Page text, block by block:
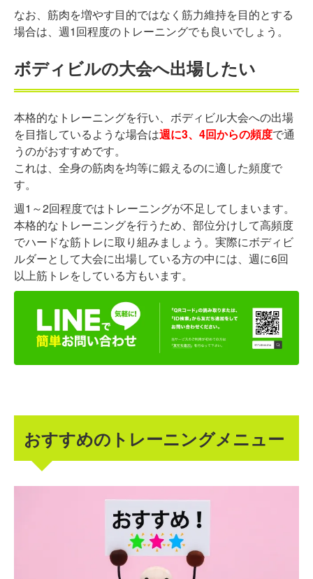
なお、筋肉を増やす目的ではなく筋力維持を目的とする
場合は、週1回程度のトレーニングでも良いでしょう。
ボディビルの大会へ出場したい
本格的なトレーニングを行い、ボディビル大会への出場
を目指しているような場合は週に3、4回からの頻度で通
うのがおすすめです。
これは、全身の筋肉を均等に鍛えるのに適した頻度で
す。
週1～2回程度ではトレーニングが不足してしまいます。
本格的なトレーニングを行うため、部位分けして高頻度
でハードな筋トレに取り組みましょう。実際にボディビ
ルダーとして大会に出場している方の中には、週に6回
以上筋トレをしている方もいます。
おすすめのトレーニングメニュー